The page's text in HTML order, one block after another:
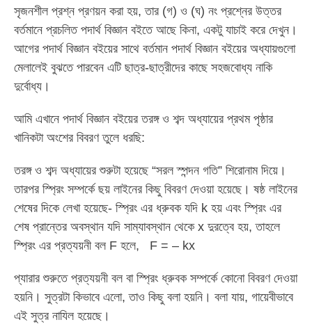
সৃজনশীল প্রশ্ন প্রণয়ন করা হয়, তার (গ) ও (ঘ) নং প্রশ্নের উত্তর
বর্তমানে প্রচলিত পদার্থ বিজ্ঞান বইতে আছে কিনা, একটু যাচাই করে দেখুন।
আগের পদার্থ বিজ্ঞান বইয়ের সাথে বর্তমান পদার্থ বিজ্ঞান বইয়ের অধ্যায়গুলো
মেলালেই বুঝতে পারবেন এটি ছাত্র-ছাত্রীদের কাছে সহজবোধ্য নাকি
দুর্বোধ্য।
আমি এখানে পদার্থ বিজ্ঞান বইয়ের তরঙ্গ ও শব্দ অধ্যায়ের প্রথম পৃষ্ঠার
খানিকটা অংশের বিবরণ তুলে ধরছি:
তরঙ্গ ও শব্দ অধ্যায়ের শুরুটা হয়েছে “সরল স্পন্দন গতি” শিরোনাম দিয়ে।
তারপর স্প্রিং সম্পর্কে ছয় লাইনের কিছু বিবরণ দেওয়া হয়েছে। ষষ্ঠ লাইনের
শেষের দিকে লেখা হয়েছে- স্প্রিং এর ধ্রুবক যদি k হয় এবং স্প্রিং এর
শেষ প্রান্তের অবস্থান যদি সাম্যাবস্থান থেকে x দুরত্বে হয়, তাহলে
স্প্রিং এর প্রত্যয়নী বল F হলে, F = – kx
প্যারার শুরুতে প্রত্যয়নী বল বা স্প্রিং ধ্রুবক সম্পর্কে কোনো বিবরণ দেওয়া
হয়নি। সুত্রটা কিভাবে এলো, তাও কিছু বলা হয়নি। বলা যায়, গায়েবীভাবে
এই সুত্র নাযিল হয়েছে।